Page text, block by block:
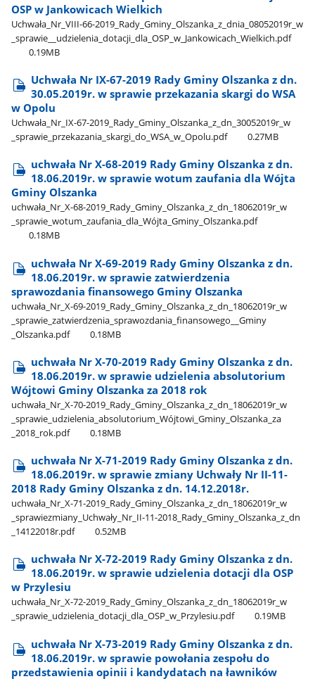
OSP w Jankowicach Wielkich
Uchwała​_Nr​_VIII-66-2019​_Rady​_Gminy​_Olszanka​_z​_dnia​_08052019r​_w​
_sprawie​_​_udzielenia​_dotacji​_dla​_OSP​_w​_Jankowicach​_Wielkich.pdf
0.19MB
Uchwała Nr IX-67-2019 Rady Gminy Olszanka z dn.
30.05.2019r. w sprawie przekazania skargi do WSA
w Opolu
Uchwała​_Nr​_IX-67-2019​_Rady​_Gminy​_Olszanka​_z​_dn​_30052019r​_w​
_sprawie​_przekazania​_skargi​_do​_WSA​_w​_Opolu.pdf
0.27MB
uchwała Nr X-68-2019 Rady Gminy Olszanka z dn.
18.06.2019r. w sprawie wotum zaufania dla Wójta
Gminy Olszanka
uchwała​_Nr​_X-68-2019​_Rady​_Gminy​_Olszanka​_z​_dn​_18062019r​_w​
_sprawie​_wotum​_zaufania​_dla​_Wójta​_Gminy​_Olszanka.pdf
0.18MB
uchwała Nr X-69-2019 Rady Gminy Olszanka z dn.
18.06.2019r. w sprawie zatwierdzenia
sprawozdania finansowego Gminy Olszanka
uchwała​_Nr​_X-69-2019​_Rady​_Gminy​_Olszanka​_z​_dn​_18062019r​_w​
_sprawie​_zatwierdzenia​_sprawozdania​_finansowego​_​_Gminy​
_Olszanka.pdf
0.18MB
uchwała Nr X-70-2019 Rady Gminy Olszanka z dn.
18.06.2019r. w sprawie udzielenia absolutorium
Wójtowi Gminy Olszanka za 2018 rok
uchwała​_Nr​_X-70-2019​_Rady​_Gminy​_Olszanka​_z​_dn​_18062019r​_w​
_sprawie​_udzielenia​_absolutorium​_Wójtowi​_Gminy​_Olszanka​_za​
_2018​_rok.pdf
0.18MB
uchwała Nr X-71-2019 Rady Gminy Olszanka z dn.
18.06.2019r. w sprawie zmiany Uchwały Nr II-11-
2018 Rady Gminy Olszanka z dn. 14.12.2018r.
uchwała​_Nr​_X-71-2019​_Rady​_Gminy​_Olszanka​_z​_dn​_18062019r​_w​
_sprawiezmiany​_Uchwały​_Nr​_II-11-2018​_Rady​_Gminy​_Olszanka​_z​_dn​
_14122018r.pdf
0.52MB
uchwała Nr X-72-2019 Rady Gminy Olszanka z dn.
18.06.2019r. w sprawie udzielenia dotacji dla OSP
w Przylesiu
uchwała​_Nr​_X-72-2019​_Rady​_Gminy​_Olszanka​_z​_dn​_18062019r​_w​
_sprawie​_udzielenia​_dotacji​_dla​_OSP​_w​_Przylesiu.pdf
0.19MB
uchwała Nr X-73-2019 Rady Gminy Olszanka z dn.
18.06.2019r. w sprawie powołania zespołu do
przedstawienia opinii i kandydatach na ławników